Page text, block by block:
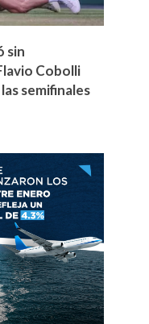
sin
Cobolli
semifinales